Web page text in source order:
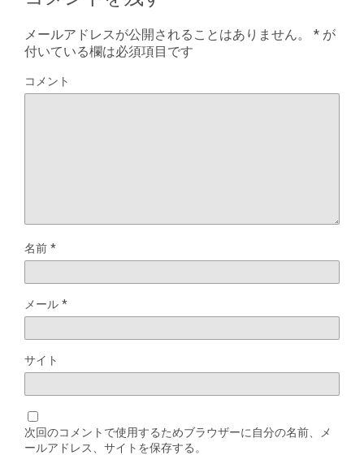
メールアドレスが公開されることはありません。 * が
付いている欄は必須項目です
コメント
名前 *
メール *
サイト
次回のコメントで使用するためブラウザーに自分の名前、メ
ールアドレス、サイトを保存する。